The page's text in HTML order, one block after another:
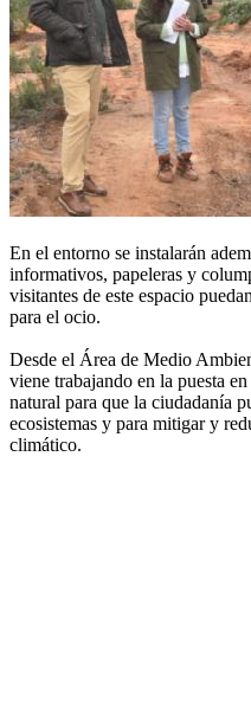
En el entorno se instalarán
informativos, papeleras y
visitantes de este espacio
para el ocio.
Desde el Área de Medio
viene trabajando en la puesta
natural para que la ciudadanía
ecosistemas y para mitigar y
climático.